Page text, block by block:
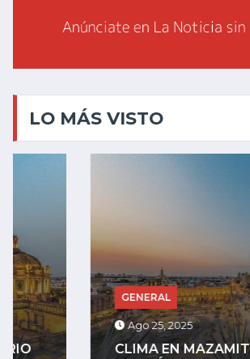
LO MÁS VISTO
GENERAL
Ago 25, 2025
CLIMA EN MAZAMITLA HOY: EL